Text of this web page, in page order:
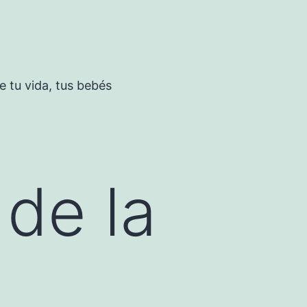
tu vida, tus bebés
la